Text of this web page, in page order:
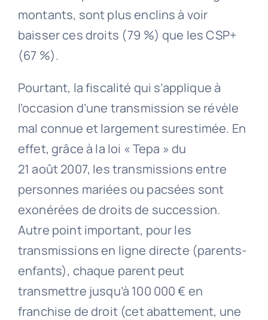
montants, sont plus enclins à voir
baisser ces droits (79 %) que les CSP+
(67 %).
Pourtant, la fiscalité qui s’applique à
l’occasion d’une transmission se révèle
mal connue et largement surestimée. En
effet, grâce à la loi « Tepa » du
21 août 2007, les transmissions entre
personnes mariées ou pacsées sont
exonérées de droits de succession.
Autre point important, pour les
transmissions en ligne directe (parents-
enfants), chaque parent peut
transmettre jusqu’à 100 000 € en
franchise de droit (cet abattement, une